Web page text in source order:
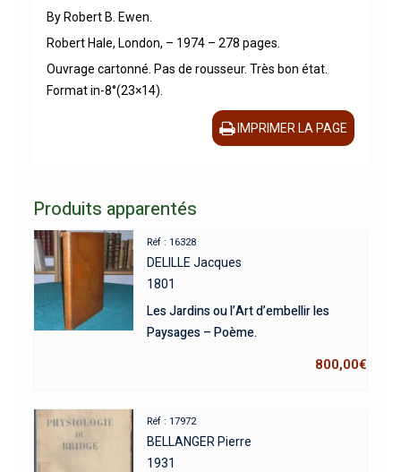
By Robert B. Ewen.
Robert Hale, London, – 1974 – 278 pages.
Ouvrage cartonné. Pas de rousseur. Très bon état.
Format in-8°(23×14).
IMPRIMER LA PAGE
Produits apparentés
Réf : 16328
DELILLE Jacques
1801
Les Jardins ou l’Art d’embellir les
Paysages – Poème.
800,00€
Réf : 17972
BELLANGER Pierre
1931